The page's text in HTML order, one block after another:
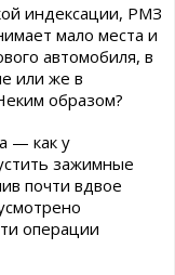
индексации, РМЗ
мало места и
автомобиля, в
или же в
образом?
— как у
зажимные
почти вдвое
операции